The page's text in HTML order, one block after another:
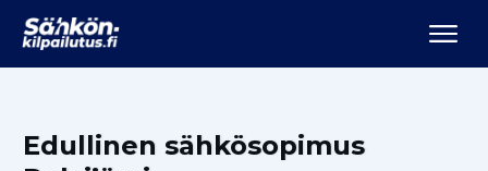
Edullinen sähkösopimus